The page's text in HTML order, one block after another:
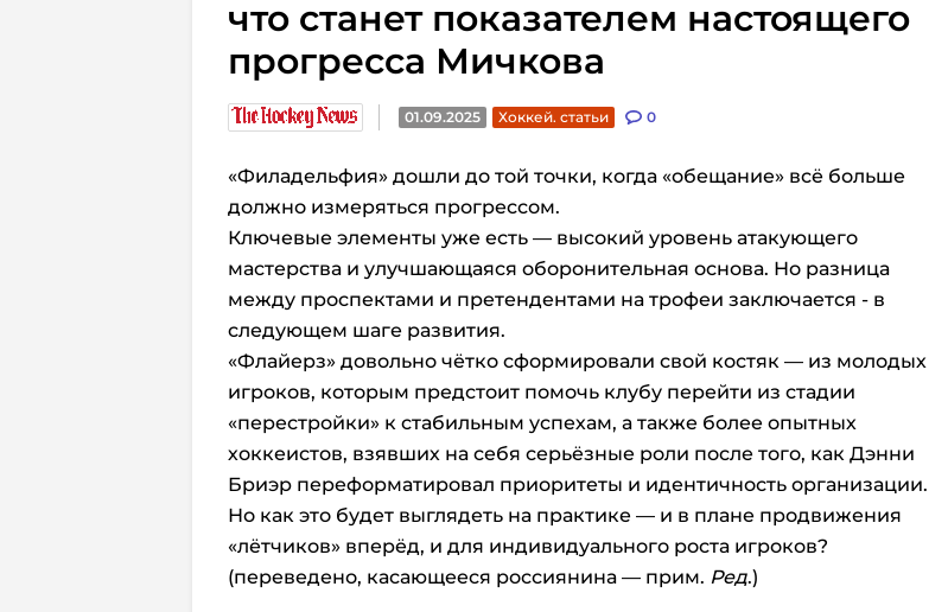
что станет показателем настоящего
прогресса Мичкова
01.09.2025 Хоккей. статьи 0
«Филадельфия» дошли до той точки, когда «обещание» всё больше
должно измеряться прогрессом.
Ключевые элементы уже есть — высокий уровень атакующего
мастерства и улучшающаяся оборонительная основа. Но разница
между проспектами и претендентами на трофеи заключается - в
следующем шаге развития.
«Флайерз» довольно чётко сформировали свой костяк — из молодых
игроков, которым предстоит помочь клубу перейти из стадии
«перестройки» к стабильным успехам, а также более опытных
хоккеистов, взявших на себя серьёзные роли после того, как Дэнни
Бриэр переформатировал приоритеты и идентичность организации.
Но как это будет выглядеть на практике — и в плане продвижения
«лётчиков» вперёд, и для индивидуального роста игроков?
(переведено, касающееся россиянина — прим. Ред.)